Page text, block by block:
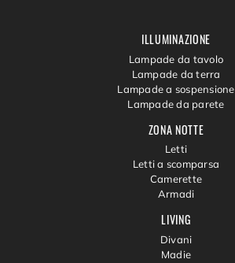
LIVING
Divani
Madie
ZONA NOTTE
Letti
Letti a scomparsa
Camerette
Armadi
ILLUMINAZIONE
Lampade da tavolo
Lampade da terra
Lampade a sospensione
Lampade da parete